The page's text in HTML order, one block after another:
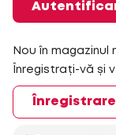
Nou în
Înregistrați-vă și
Înregistrare